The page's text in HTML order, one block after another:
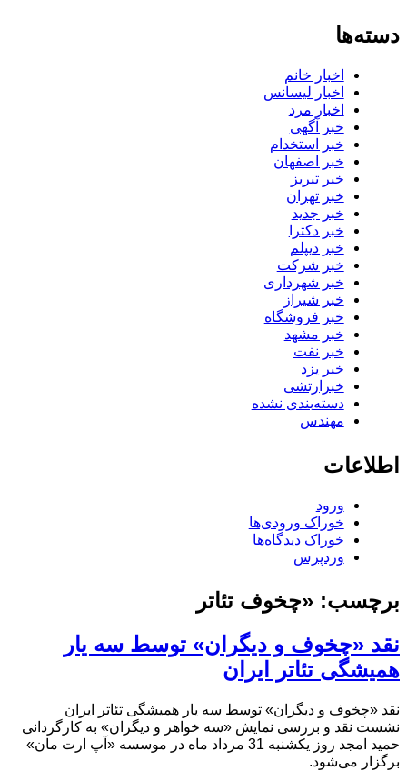
دسته‌ها
اخبار خانم
اخبار لیسانس
اخبار مرد
خبر آگهی
خبر استخدام
خبر اصفهان
خبر تبریز
خبر تهران
خبر جدید
خبر دکترا
خبر دیپلم
خبر شرکت
خبر شهرداری
خبر شیراز
خبر فروشگاه
خبر مشهد
خبر نفت
خبر یزد
خبرارتشی
دسته‌بندی نشده
مهندس
اطلاعات
ورود
خوراک ورودی‌ها
خوراک دیدگاه‌ها
وردپرس
برچسب: «چخوف تئاتر
نقد «چخوف و دیگران» توسط سه یار
همیشگی تئاتر ایران
نقد «چخوف و دیگران» توسط سه یار همیشگی تئاتر ایران
نشست نقد و بررسی نمایش «سه خواهر و دیگران» به کارگردانی
حمید امجد روز یکشنبه 31 مرداد ماه در موسسه «آپ ارت مان»
برگزار می‌شود.